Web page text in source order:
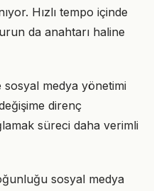
Hızlı tempo içinde
da anahtarı haline
sosyal medya yönetimi
direnç
süreci daha verimli
sosyal medya